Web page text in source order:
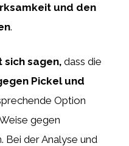
und den
.
sagen, dass die
Pickel und
Option
gegen
der Analyse und